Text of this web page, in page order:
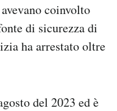
coinvolto
di sicurezza di
ha arrestato oltre
del 2023 ed è